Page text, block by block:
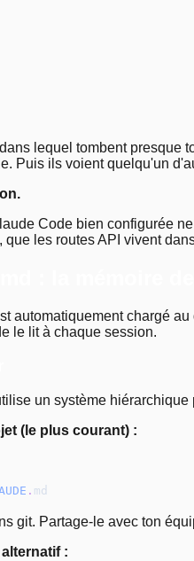
lequel tombent presque
Puis ils voient quelqu'un
Code bien configurée
que les routes API vivent
automatiquement chargé
le lit à chaque session.
un système
(le plus courant) :
. md
git. Partage-le avec ton
: